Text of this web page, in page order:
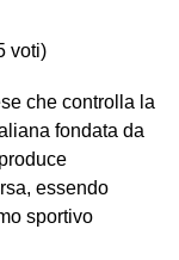
voti)
che controlla la
fondata da
essendo
sportivo